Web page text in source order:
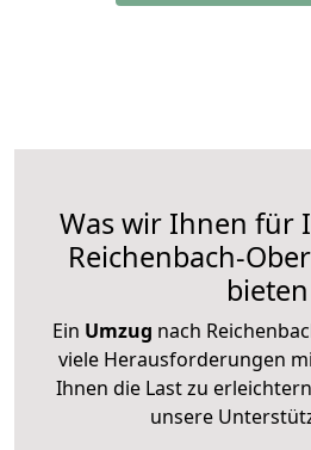
Was wir Ihnen für
Reichenbach-
bieten
Ein Umzug nach
viele Herausforderungen
Ihnen die Last zu
unsere